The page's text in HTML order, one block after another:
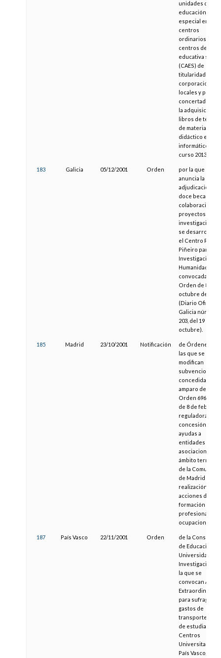
unidades de
educación
especial en
centros
ordinarios y los
centros de
educativa
(CAES) de
titularidad de
corporaciones
locales y
concertados
la adquisición
libros de texto y
de material
didáctico e
informático en
curso 2013-2014
183 Galicia 05/12/2001 Orden
por la que se
anuncia la
adjudicación de
doce becas de
colaboración en
proyectos de
investigación
se desarrollan
el Centro
Piñeiro para la
Investigación en
Humanidades,
convocadas por
Orden de 8 de
octubre de 2001
(Diario Oficial
Galicia número
203, del 19 de
octubre).
185 Madrid 23/10/2001 Notificación
de Órdenes por
las que se
modifican
subvenciones
concedidas al
amparo de la
Orden 696/2000,
de 8 de febrero,
reguladora de la
concesión de
ayudas a
entidades o
asociaciones
ámbito
de la
de Madrid para
realización de
acciones de
formación
profesional
ocupacional
187 País Vasco 22/11/2001 Orden
de la Consejera
de Educación,
Universidades e
Investigación,
la que se
convocan
Extraordinarias
para sufragar
gastos de
transporte
de estudiantes
Centros
Universitarios
País Vasco, para